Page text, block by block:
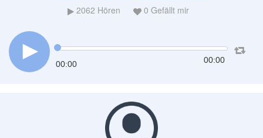
2062 Hören 0 Gefällt mir
00:00 00:00